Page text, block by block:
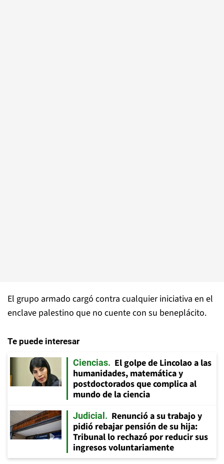
El grupo armado cargó contra cualquier iniciativa en el
enclave palestino que no cuente con su beneplácito.
Te puede interesar
Ciencias
El golpe de Lincolao a las
humanidades, matemática y
postdoctorados que complica al
mundo de la ciencia
Judicial
Renunció a su trabajo y
pidió rebajar pensión de su hija:
Tribunal lo rechazó por reducir sus
ingresos voluntariamente